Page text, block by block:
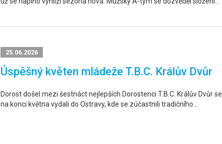
25.06.2026
Úspěšný květen mládeže T.B.C. Králův Dvůr
Dorost došel mezi šestnáct nejlepších Dorostenci T.B.C. Králův Dvůr se
na konci května vydali do Ostravy, kde se zúčastnili tradičního…